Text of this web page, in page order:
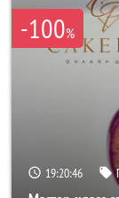
-100%
19:20:45